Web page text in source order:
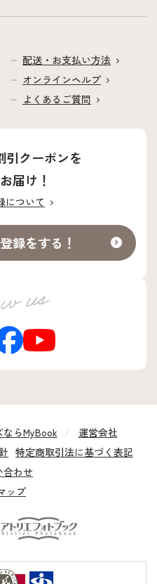
配送・お支払い方法
オンラインヘルプ
よくあるご質問
引クーポンを
届け！
について
録をする！
らMyBook
運営会社
特定商取引法に基づく表記
合わせ
ップ